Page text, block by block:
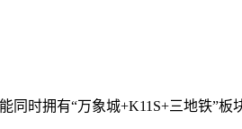
时拥有“万象城+K11S+三地铁”